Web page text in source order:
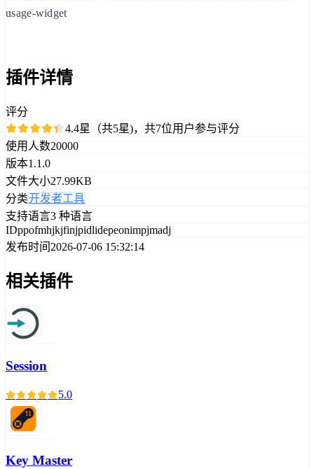
usage-widget
插件详情
评分
4.4星（共5星)，共7位用户参与评分
使用人数20000
版本1.1.0
文件大小27.99KB
分类开发者工具
支持语言3 种语言
IDppofmhjkjfinjpidlidepeonimpjmadj
发布时间 2026-07-06 15:32:14
相关插件
Session
5.0
Key Master